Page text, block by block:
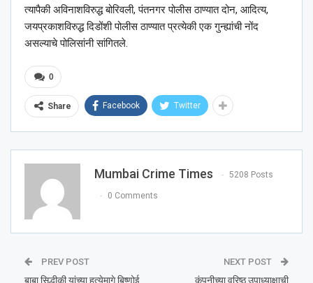
त्यापैकी अविनाशविरुद्ध बोरिवली, पंतनगर पोलीस ठाण्यात दोन, आदित्य,
जयप्रकाशविरुद्ध दिडोंशी पोलीस ठाण्यात प्रत्येकी एक गुन्ह्यांची नोंद
असल्याचे पोलिसांनी सांगितले.
0
Share Facebook Twitter
Mumbai Crime Times 5208 Posts
0 Comments
PREV POST
बाबा सिद्धीकी यांच्या हत्येमागे बिष्णोई
NEXT POST
कंपनीच्या वरिष्ठ उपाध्याक्षाची